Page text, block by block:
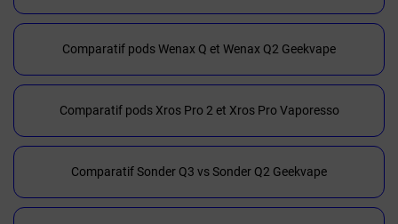
Comparatif pods Wenax Q et Wenax Q2 Geekvape
Comparatif pods Xros Pro 2 et Xros Pro Vaporesso
Comparatif Sonder Q3 vs Sonder Q2 Geekvape